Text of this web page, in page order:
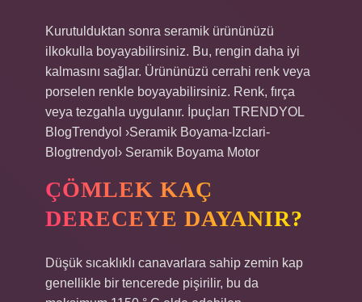
Kurutulduktan sonra seramik ürününüzü
ilkokulla boyayabilirsiniz. Bu, rengin daha iyi
kalmasını sağlar. Ürününüzü cerrahi renk veya
porselen renkle boyayabilirsiniz. Renk, fırça
veya tezgahla uygulanır. İpuçları TRENDYOL
BlogTrendyol ›Seramik Boyama-Izclari-
Blogtrendyol› Seramik Boyama Motor
ÇÖMLEK KAÇ
DERECEYE DAYANIR?
Düşük sıcaklıklı canavarlara sahip zemin kap
genellikle bir tencerede pişirilir, bu da